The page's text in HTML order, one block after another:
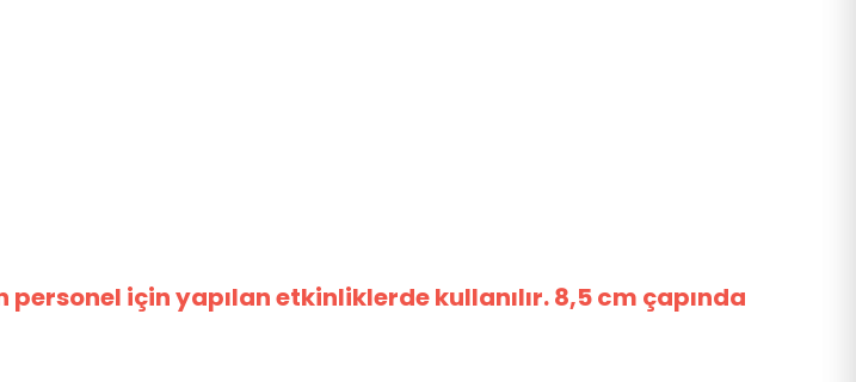
için yapılan etkinliklerde kullanılır. 8,5 cm çapında